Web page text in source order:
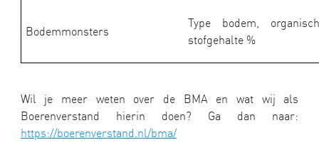
Bodemmonsters
Type bodem, organisch
stofgehalte %
Wil je meer weten over de BMA en wat wij als
Boerenverstand hierin doen? Ga dan naar:
https://boerenverstand.nl/bma/